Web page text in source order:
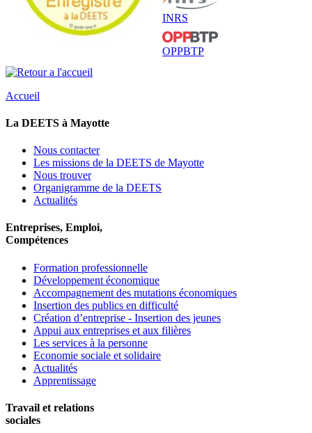
INRS
OPPBTP
Accueil
La DEETS à Mayotte
Nous contacter
Les missions de la DEETS de Mayotte
Nous trouver
Organigramme de la DEETS
Actualités
Entreprises, Emploi,
Compétences
Formation professionnelle
Développement économique
Accompagnement des mutations économiques
Insertion des publics en difficulté
Création d’entreprise - Insertion des jeunes
Appui aux entreprises et aux filières
Les services à la personne
Economie sociale et solidaire
Actualités
Apprentissage
Travail et relations
sociales